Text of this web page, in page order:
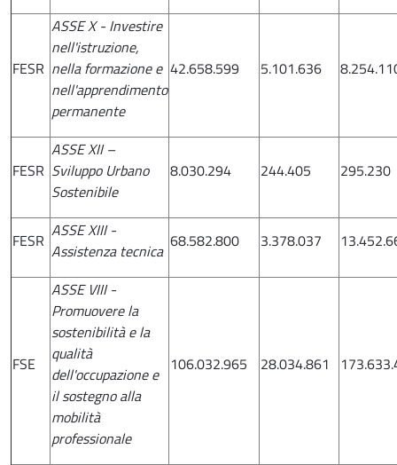
FESR
ASSE X - Investire
nell'istruzione,
nella formazione e
nell'apprendimento
permanente
42.658.599 5.101.636
FESR
ASSE XII –
Sviluppo Urbano
Sostenibile
8.030.294 244.405 295.230
FESR ASSE XIII -
Assistenza tecnica 68.582.800 3.378.037
FSE
ASSE VIII -
Promuovere la
sostenibilità e la
qualità
dell'occupazione e
il sostegno alla
mobilità
professionale
106.032.965 28.034.861